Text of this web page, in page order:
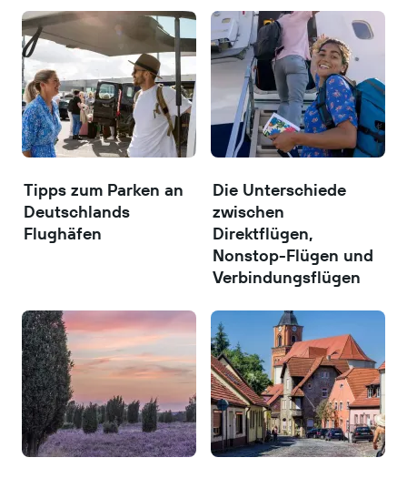
Tipps zum Parken an
Deutschlands
Flughäfen
Die Unterschiede
zwischen
Direktflügen,
Nonstop-Flügen und
Verbindungsflügen